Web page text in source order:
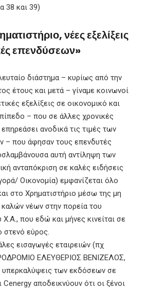
38 και 39)
νέες εξελίξεις
επενδύσεων»
διάστημα – κυρίως από την
έτους και μετά – γίναμε κοινωνοί
εξελίξεις σε οικονομικό και
– που σε άλλες χρονικές
ανοδικά τις τιμές των
– που άφησαν τους επενδυτές
αυτή αντίληψη των
ανταπόκριση σε καλές ειδήσεις
Οικονομία) εμφανίζεται όλο
στο Χρηματιστήριο μέσω της μη
νέων στην πορεία του
Χ.Α., που εδώ και μήνες κινείται σε
στενό εύρος.
εισαγωγές εταιρειών (πχ
ΕΛΕΥΘΕΡΙΟΣ ΒΕΝΙΖΕΛΟΣ,
υπερκαλύψεις των εκδόσεων σε
Cenergy αποδεικνύουν ότι οι ξένοι